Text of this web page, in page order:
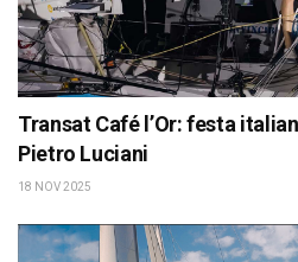
Transat Café l’Or: festa
Pietro Luciani
18 NOV 2025